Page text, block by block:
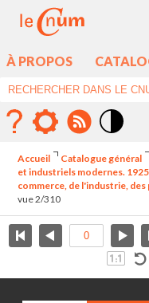
À PROPOS
élévé
Accueil Catalogue général
et industriels modernes.
commerce, de l'industrie,
vue 2/310